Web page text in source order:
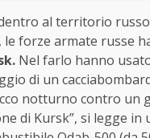
al territorio
forze armate russe
Nel farlo hanno
di un
notturno contro un
di Kursk”, si legge in